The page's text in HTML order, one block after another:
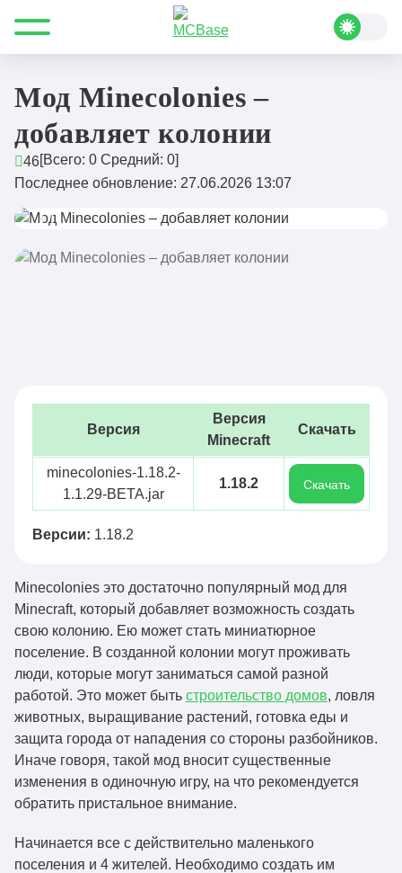
Все для Minecraft Моды Необычные
Мод Minecolonies –
добавляет колонии
46[Всего: 0 Средний: 0]
Последнее обновление: 27.06.2026 13:07
Версия
Версия
Minecraft
Скачать
minecolonies-1.18.2-
1.1.29-BETA.jar
1.18.2 Скачать
Версии: 1.18.2
Minecolonies это достаточно популярный мод для
Minecraft, который добавляет возможность создать
свою колонию. Ею может стать миниатюрное
поселение. В созданной колонии могут проживать
люди, которые могут заниматься самой разной
работой. Это может быть строительство домов, ловля
животных, выращивание растений, готовка еды и
защита города от нападения со стороны разбойников.
Иначе говоря, такой мод вносит существенные
изменения в одиночную игру, на что рекомендуется
обратить пристальное внимание.
Начинается все с действительно маленького
поселения и 4 жителей. Необходимо создать им